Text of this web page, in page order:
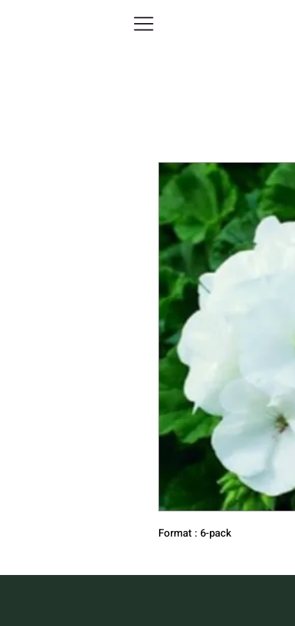
Format : 6-pack